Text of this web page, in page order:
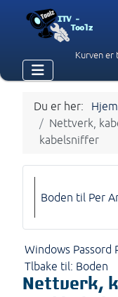
Kurven er
Du er her: Hjem
Nettverk,
kabelsniffer
Boden til Per
Windows Passord
Tlbake til: Boden
Nettverk,